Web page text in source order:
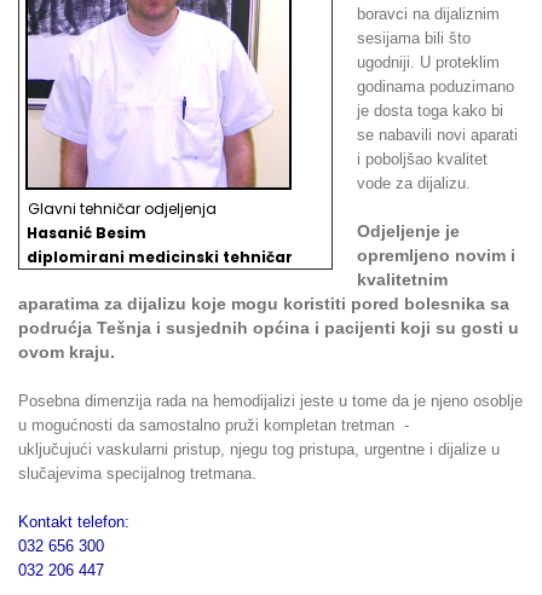
Glavni tehničar odjeljenja
Hasanić Besim
diplomirani medicinski tehničar
boravci na dijaliznim
sesijama bili što
ugodniji. U proteklim
godinama poduzimano
je dosta toga kako bi
se nabavili novi aparati
i poboljšao kvalitet
vode za dijalizu.
Odjeljenje je
opremljeno novim i
kvalitetnim
aparatima za dijalizu koje mogu koristiti pored bolesnika sa
podrućja Tešnja i susjednih općina i pacijenti koji su gosti u
ovom kraju.
Posebna dimenzija rada na hemodijalizi jeste u tome da je njeno osoblje
u mogućnosti da samostalno pruži kompletan tretman -
uključujući vaskularni pristup, njegu tog pristupa, urgentne i dijalize u
slučajevima specijalnog tretmana.
Kontakt telefon:
032 656 300
032 206 447